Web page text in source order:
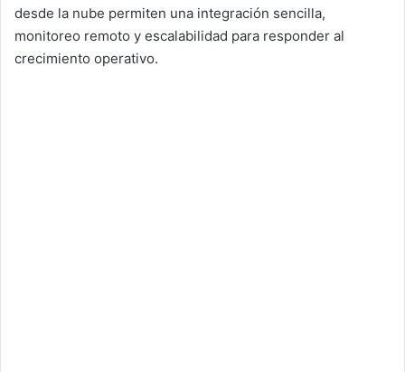
desde la nube permiten una integración sencilla,
monitoreo remoto y escalabilidad para responder al
crecimiento operativo.